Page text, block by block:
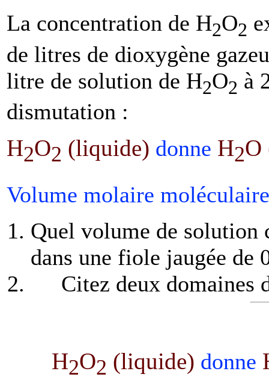
La concentration de H2O2
de litres de dioxygène
litre de solution de H2O2 à
dismutation :
H2O2 (liquide) donne H2O
Volume molaire
Quel volume de
dans une fiole jaugée de
Citez deux domaines
H2O2 (liquide) donne